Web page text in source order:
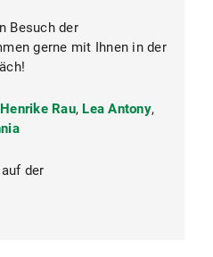
Besuch der
gerne mit Ihnen in der
Rau, Lea Antony,
der